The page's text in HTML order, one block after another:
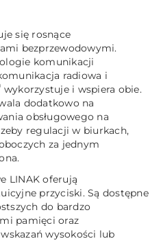
się rosnące
bezprzewodowymi.
komunikacji
radiowa i
wykorzystuje i wspiera obie.
dodatkowo na
obsługowego na
regulacji w biurkach,
za jednym
LINAK oferują
przyciski. Są dostępne
do bardzo
pamięci oraz
wysokości lub